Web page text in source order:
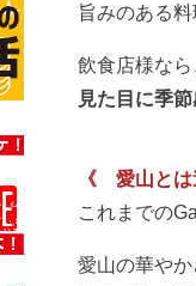
旨みのある料
飲食店様なら
見た目に季
《 愛山と
これまでの
愛山の華やか